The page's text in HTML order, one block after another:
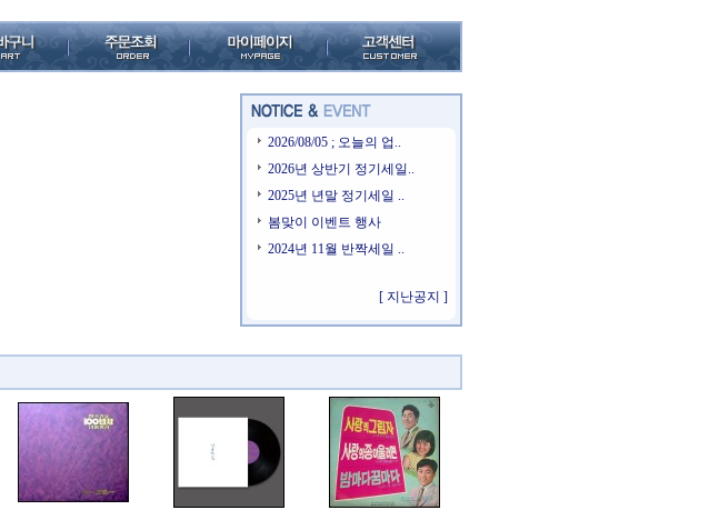
2026/08/05 ; 오늘의 업..
2026년 상반기 정기세일..
2025년 년말 정기세일 ..
봄맞이 이벤트 행사
2024년 11월 반짝세일 ..
[ 지난공지 ]